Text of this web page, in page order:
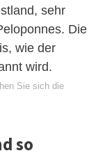
sehr
Die
wie der
wird.
Sie sich die
so